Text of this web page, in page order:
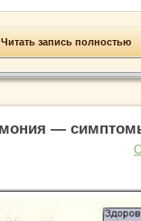
Читать запись полностью
—